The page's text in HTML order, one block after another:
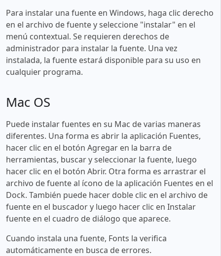
Para instalar una fuente en Windows, haga clic derecho
en el archivo de fuente y seleccione "instalar" en el
menú contextual. Se requieren derechos de
administrador para instalar la fuente. Una vez
instalada, la fuente estará disponible para su uso en
cualquier programa.
Mac OS
Puede instalar fuentes en su Mac de varias maneras
diferentes. Una forma es abrir la aplicación Fuentes,
hacer clic en el botón Agregar en la barra de
herramientas, buscar y seleccionar la fuente, luego
hacer clic en el botón Abrir. Otra forma es arrastrar el
archivo de fuente al ícono de la aplicación Fuentes en el
Dock. También puede hacer doble clic en el archivo de
fuente en el buscador y luego hacer clic en Instalar
fuente en el cuadro de diálogo que aparece.
Cuando instala una fuente, Fonts la verifica
automáticamente en busca de errores.